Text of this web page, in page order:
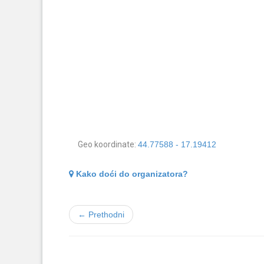
Geo koordinate: 44.77588 - 17.19412
Kako doći do organizatora?
← Prethodni